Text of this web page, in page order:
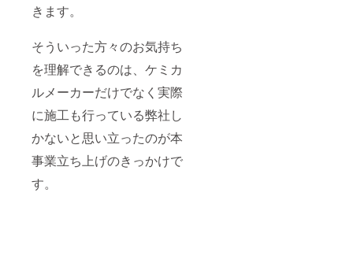
きます。
そういった方々のお気持ち
を理解できるのは、ケミカ
ルメーカーだけでなく実際
に施工も行っている弊社し
かないと思い立ったのが本
事業立ち上げのきっかけで
す。